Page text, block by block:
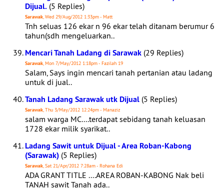
Dijual. (5 Replies)
Sarawak, Wed 29/Aug/2012 1:33pm - Matt
Tnh seluas 126 ekar n 96 ekar telah ditanam berumur 6
tahun(sdh mengeluarkan..
Mencari Tanah Ladang di Sarawak (29 Replies)
Sarawak, Mon 7/May/2012 1:18pm - Fazilah 19
Salam, Says ingin mencari tanah pertanian atau ladang
untuk di jual..
Tanah Ladang Sarawak utk Dijual (5 Replies)
Sarawak, Thu 3/May/2012 12:24pm - Manaziz
salam warga MC....terdapat sebidang tanah keluasan
1728 ekar milik syarikat..
Ladang Sawit untuk Dijual - Area Roban-Kabong
(Sarawak) (5 Replies)
Sarawak, Sat 21/Apr/2012 7:28am - Rohana Edi
ADA GRANT TITLE ....AREA ROBAN-KABONG Nak beli
TANAH sawit Tanah ada..